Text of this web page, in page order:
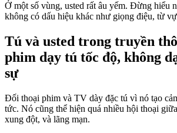
Ở một số vùng, usted rất âu yếm. Đừng hiểu
không có dấu hiệu khác như giọng điệu, từ
Tú và usted trong truyền
phim dạy tú tốc độ, không
sự
Đối thoại phim và TV dày đặc tú vì nó tạo
tức. Nó cũng thể hiện quá nhiều hội thoại
xung đột, và lãng mạn.